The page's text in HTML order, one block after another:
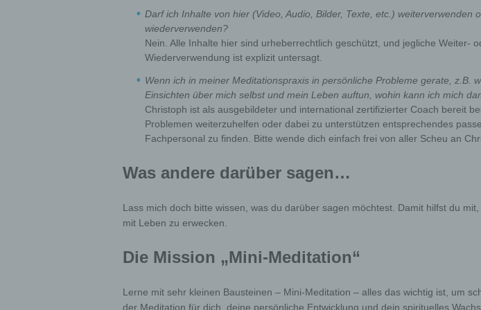
Darf ich Inhalte von hier (Video, Audio, Bilder, Texte, etc.) weiterverwenden
wiederverwenden?
Nein. Alle Inhalte hier sind urheberrechtlich geschützt, und jegliche Weiter-
Wiederverwendung ist explizit untersagt.
Wenn ich in meiner Meditationspraxis in persönliche Probleme gerate, z.B.
Einsichten über mich selbst und mein Leben auftun, wohin kann ich mich
Christoph ist als ausgebildeter und international zertifizierter Coach bereit
Problemen weiterzuhelfen oder dabei zu unterstützen entsprechendes
Fachpersonal zu finden. Bitte wende dich einfach frei von aller Scheu an
Was andere darüber sagen…
Lass mich doch bitte wissen, was du darüber sagen möchtest. Damit hilfst du
mit Leben zu erwecken.
Die Mission „Mini-Meditation“
Lerne mit sehr kleinen Bausteinen – Mini-Meditation – alles das wichtig ist, um
der Meditation für dich, deine persönliche Entwicklung und dein spirituelles
i) Recipient
Recipient is a natural or legal person, public
which the personal data are disclosed,
authorities which may receive personal data
in accordance with Union or Member State
the processing of those data by those public
the applicable data protection rules
j) Third party
Third party is a natural or legal person,
the data subject, controller, processor and
Consent of the data subject is any freely
relating to him or her.